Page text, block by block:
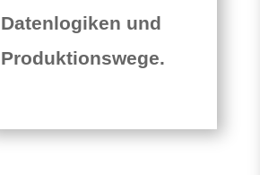
Datenlogiken und
Produktionswege.